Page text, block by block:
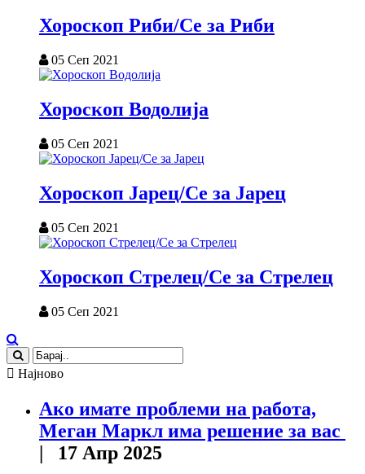
Хороскоп Риби/Се за Риби
05 Сеп 2021
Хороскоп Водолија
05 Сеп 2021
Хороскоп Јарец/Се за Јарец
05 Сеп 2021
Хороскоп Стрелец/Се за Стрелец
05 Сеп 2021
Најново
Ако имате проблеми на работа,
Меган Маркл има решение за вас
| 17 Апр 2025